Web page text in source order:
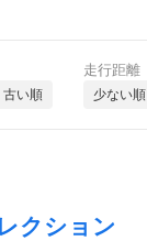
古い順
走行距離
少ない順
クション